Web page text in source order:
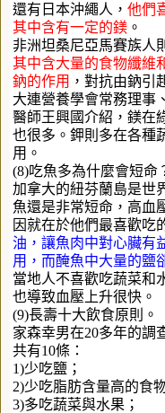
還有日本沖繩人， 他們
其中含有一定的鎂 。
非洲坦桑尼亞馬賽族人則
其中含大量的食物纖維
鈉的作用 ，對抗由鈉引
大連營養學會常務理事
醫師王興國介紹，鎂在
也很多。鉀則多在各種
用。
(8)吃魚多為什麼會短命
加拿大的紐芬蘭島是世
魚還是非常短命，高血
因就在於他們最喜歡吃
油，讓魚肉中對心臟有
用，而醃魚中大量的鹽
當地人不喜歡吃蔬菜和
也導致血壓上升很快。
(9)長壽十大飲食原則。
家森幸男在20多年的調
共有10條：
1)少吃鹽；
2)少吃脂肪含量高的食
3)多吃蔬菜與水果；